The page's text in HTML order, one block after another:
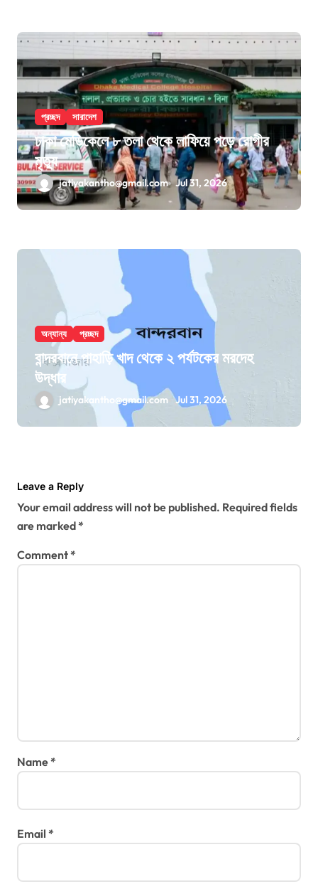
প্রচ্ছদ সারাদেশ
ঢাকা মেডিকেলে ৮ তলা থেকে লাফিয়ে পড়ে রোগীর
মৃত্যু
jatiyakantho@gmail.com Jul 31, 2026
অন্যান্য প্রচ্ছদ
বান্দরবানে পাহাড়ি খাদ থেকে ২ পর্যটকের মরদেহ
উদ্ধার
jatiyakantho@gmail.com Jul 31, 2026
Leave a Reply
Your email address will not be published. Required fields
are marked*
Comment*
Name*
Email *